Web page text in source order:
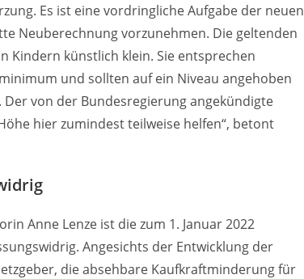
Es ist eine vordringliche Aufgabe der neuen
Neuberechnung vorzunehmen. Die geltenden
Kindern künstlich klein. Sie entsprechen
und sollten auf ein Niveau angehoben
von der Bundesregierung angekündigte
hier zumindest teilweise helfen“, betont
Anne Lenze ist die zum 1. Januar 2022
Angesichts der Entwicklung der
die absehbare Kaufkraftminderung für